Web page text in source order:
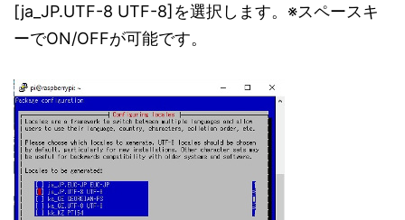
[ja_JP.UTF-8 UTF-8]を選択します。※スペースキ
ーでON/OFFが可能です。